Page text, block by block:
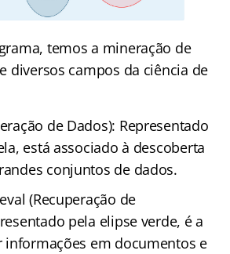
temos a mineração de
diversos campos da ciência de
de Dados): Representado
está associado à descoberta
conjuntos de dados.
(Recuperação de
pela elipse verde, é a
informações em documentos e